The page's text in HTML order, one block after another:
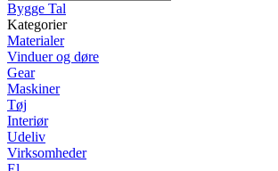
Bygge Tal
Kategorier
Materialer
Vinduer og døre
Gear
Maskiner
Tøj
Interiør
Udeliv
Virksomheder